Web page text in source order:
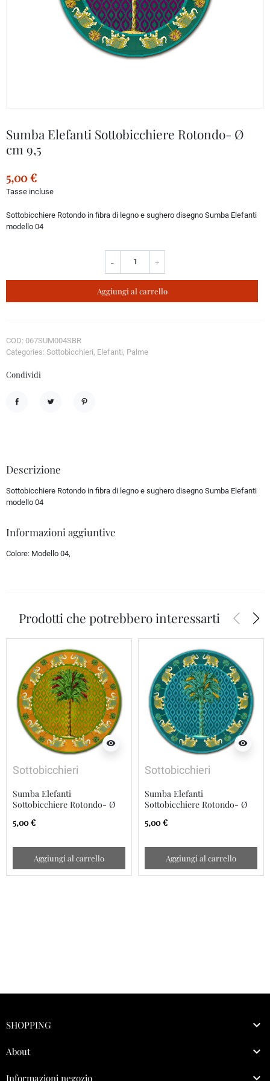
Sumba Elefanti Sottobicchiere Rotondo- Ø
cm 9,5
5,00 €
Tasse incluse
Sottobicchiere Rotondo in fibra di legno e sughero disegno Sumba Elefanti
modello 04
- +
Aggiungi al carrello
COD: 067SUM004SBR
Categories: Sottobicchieri, Elefanti, Palme
Condividi
Descrizione
Sottobicchiere Rotondo in fibra di legno e sughero disegno Sumba Elefanti
modello 04
Informazioni aggiuntive
Colore: Modello 04,
Prodotti che potrebbero interessarti arrow_back_ios arrow_forward_ios
visibility
Sottobicchieri
Sumba Elefanti
Sottobicchiere Rotondo- Ø
5,00 €
Aggiungi al carrello
visibility
Sottobicchieri
Sumba Elefanti
Sottobicchiere Rotondo- Ø
5,00 €
Aggiungi al carrello
SHOPPING 
About 
Informazioni negozio 